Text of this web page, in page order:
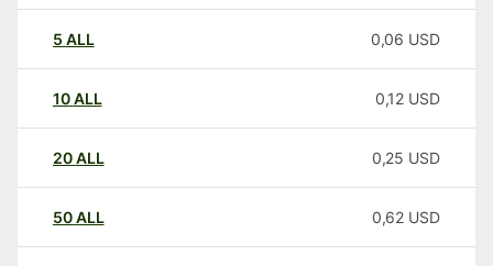
5 ALL 0,06 USD
10ALL 0,12 USD
20ALL 0,25 USD
50ALL 0,62 USD